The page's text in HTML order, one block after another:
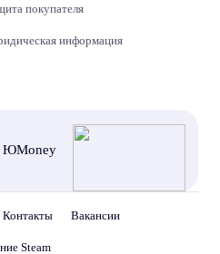
покупателя
информация
ЮMoney
Контакты Вакансии
Steam